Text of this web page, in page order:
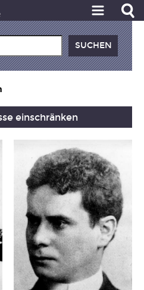
einschränken